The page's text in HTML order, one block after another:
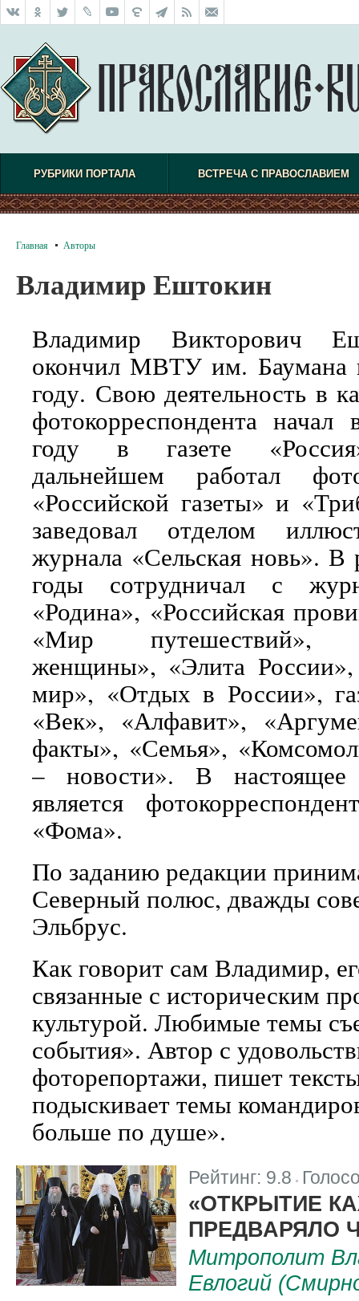
РУБРИКИ ПОРТАЛА ВСТРЕЧА С ПРАВОСЛАВИЕМ
Главная Авторы
Владимир Ештокин
Владимир Викторович
окончил МВТУ им. Баумана
году. Свою деятельность в
фотокорреспондента начал
году в газете
дальнейшем работал
«Российской газеты» и
заведовал отделом
журнала «Сельская новь». В
годы сотрудничал с
«Родина», «Российская
«Мир путешествий»,
женщины», «Элита
мир», «Отдых в России»,
«Век», «Алфавит»,
факты», «Семья»,
– новости». В
является
«Фома».
По заданию редакции
Северный полюс, дважды
Эльбрус.
Как говорит сам Владимир,
связанные с историческим
культурой. Любимые темы
события». Автор с
фоторепортажи, пишет
подыскивает темы
больше по душе».
Рейтинг: 9.8
«ОТКРЫТИЕ
ПРЕДВАРЯЛО
Митрополит
Евлогий